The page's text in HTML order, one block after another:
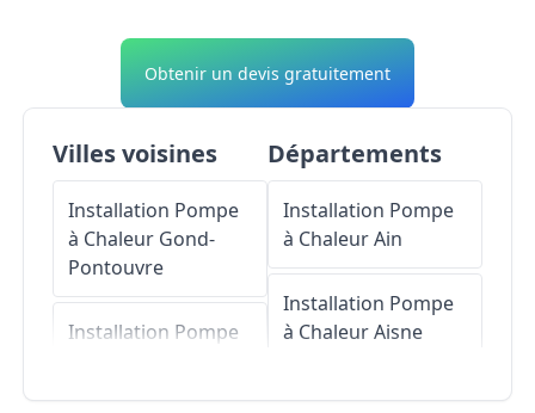
Obtenir un devis gratuitement
Villes voisines
Installation Pompe
à Chaleur Gond-
Pontouvre
Installation Pompe
Départements
Installation Pompe
à ChaleurAin
Installation Pompe
à ChaleurAisne
Installation Pompe